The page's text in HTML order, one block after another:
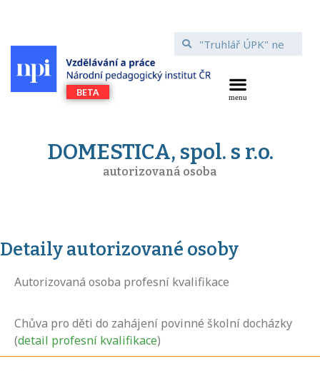
DOMESTICA, spol. s r.o.
autorizovaná osoba
Detaily autorizované osoby
Autorizovaná osoba profesní kvalifikace
Chůva pro děti do zahájení povinné školní docházky
(detail profesní kvalifikace)